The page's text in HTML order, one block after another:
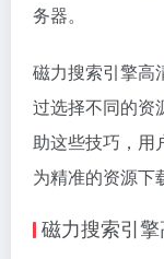
务器。
磁力搜索引擎高
过选择不同的资
助这些技巧，用
为精准的资源下
磁力搜索引